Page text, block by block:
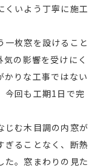
くいよう丁寧に施工
一枚窓を設けること
の影響を受けにく
かりな工事ではない
今回も工期1日で完
じむ木目調の内窓が
ぎることなく、断熱
た。窓まわりの見た